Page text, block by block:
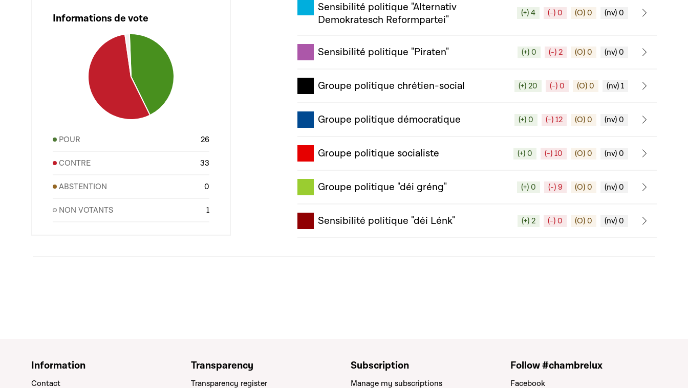
Informations de vote
POUR 26
CONTRE 33
ABSTENTION 0
NON VOTANTS 1
Sensibilité politique "Alternativ
Demokratesch Reformpartei"
(+) 4 (-) 0 (O) 0 (nv) 0
Sensibilité politique "Piraten" (+) 0 (-) 2 (O) 0 (nv) 0
Groupe politique chrétien-social (+) 20 (-) 0 (O) 0 (nv) 1
Groupe politique démocratique (+) 0 (-) 12 (O) 0 (nv) 0
Groupe politique socialiste (+) 0 (-) 10 (O) 0 (nv) 0
Groupe politique "déi gréng" (+) 0 (-) 9 (O) 0 (nv) 0
Sensibilité politique "déi Lénk" (+) 2 (-) 0 (O) 0 (nv) 0
Information
Contact
Transparency
Transparency register
Subscription
Manage my subscriptions
Follow #chambrelux
Facebook